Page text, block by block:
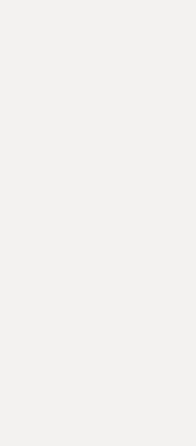
verbessern, verwenden wir
Erfahren Sie mehr in